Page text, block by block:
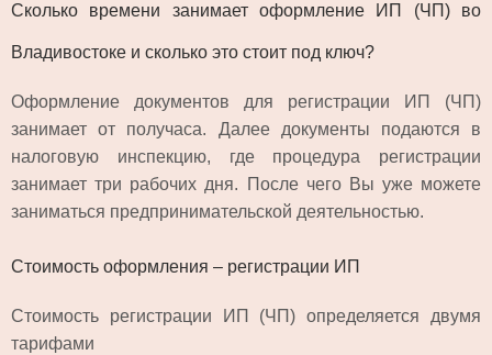
Сколько времени занимает оформление ИП (ЧП) во
Владивостоке и сколько это стоит под ключ?
Оформление документов для регистрации ИП (ЧП)
занимает от получаса. Далее документы подаются в
налоговую инспекцию, где процедура регистрации
занимает три рабочих дня. После чего Вы уже можете
заниматься предпринимательской деятельностью.
Стоимость оформления – регистрации ИП
Стоимость регистрации ИП (ЧП) определяется двумя
тарифами